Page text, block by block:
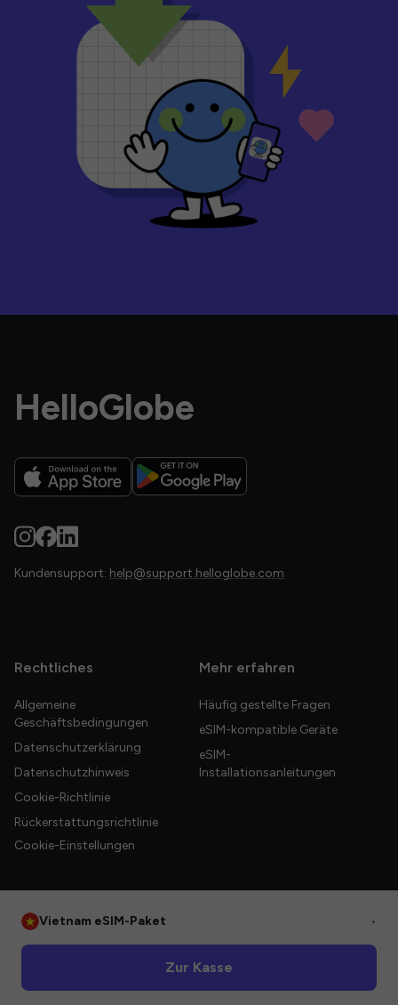
HelloGlobe
Kundensupport: help@support.helloglobe.com
Rechtliches
Allgemeine
Geschäftsbedingungen
Datenschutzerklärung
Datenschutzhinweis
Cookie-Richtlinie
Rückerstattungsrichtlinie
Cookie-Einstellungen
Mehr erfahren
Häufig gestellte Fragen
eSIM-kompatible Geräte
eSIM-
Installationsanleitungen
Vietnam eSIM-Paket •
Zur Kasse